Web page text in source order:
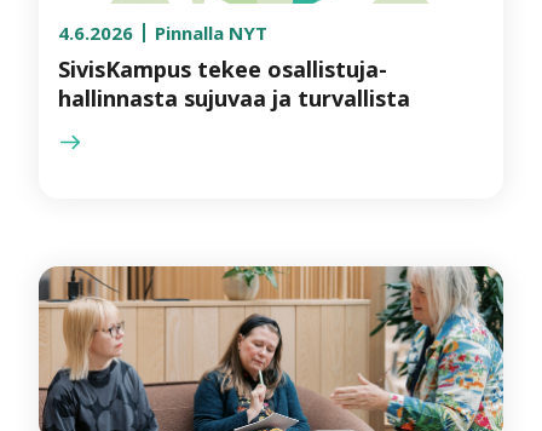
4.6.2026 Pinnalla NYT
SivisKampus tekee osallistuja­
hallinnasta sujuvaa ja turvallista